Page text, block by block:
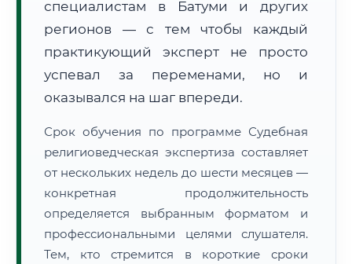
специалистам в Батуми и других
регионов — с тем чтобы каждый
практикующий эксперт не просто
успевал за переменами, но и
оказывался на шаг впереди.
Срок обучения по программе Судебная
религиоведческая экспертиза составляет
от нескольких недель до шести месяцев —
конкретная продолжительность
определяется выбранным форматом и
профессиональными целями слушателя.
Тем, кто стремится в короткие сроки